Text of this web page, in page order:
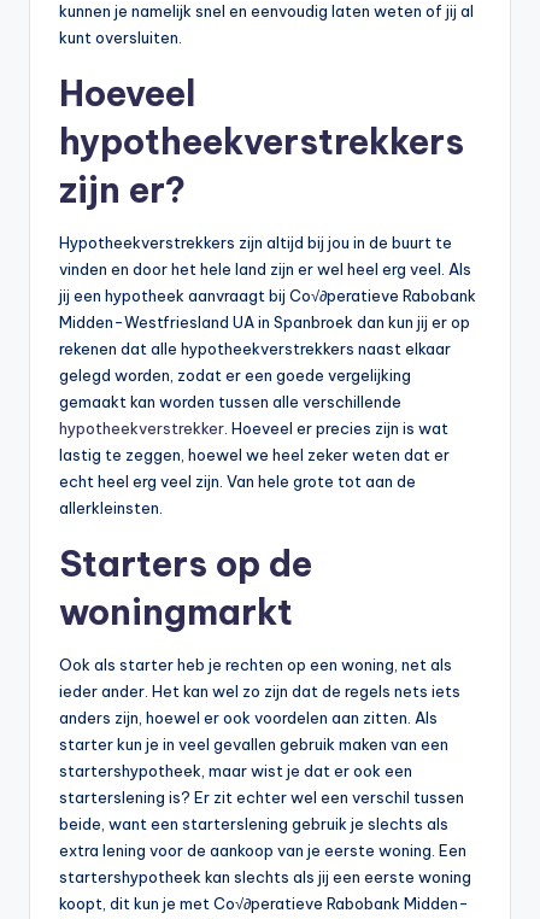
kunnen je namelijk snel en eenvoudig laten weten of jij al
kunt oversluiten.
Hoeveel
hypotheekverstrekkers
zijn er?
Hypotheekverstrekkers zijn altijd bij jou in de buurt te
vinden en door het hele land zijn er wel heel erg veel. Als
jij een hypotheek aanvraagt bij Co√∂peratieve Rabobank
Midden-Westfriesland UA in Spanbroek dan kun jij er op
rekenen dat alle hypotheekverstrekkers naast elkaar
gelegd worden, zodat er een goede vergelijking
gemaakt kan worden tussen alle verschillende
hypotheekverstrekker . Hoeveel er precies zijn is wat
lastig te zeggen, hoewel we heel zeker weten dat er
echt heel erg veel zijn. Van hele grote tot aan de
allerkleinsten.
Starters op de
woningmarkt
Ook als starter heb je rechten op een woning, net als
ieder ander. Het kan wel zo zijn dat de regels nets iets
anders zijn, hoewel er ook voordelen aan zitten. Als
starter kun je in veel gevallen gebruik maken van een
startershypotheek, maar wist je dat er ook een
starterslening is? Er zit echter wel een verschil tussen
beide, want een starterslening gebruik je slechts als
extra lening voor de aankoop van je eerste woning. Een
startershypotheek kan slechts als jij een eerste woning
koopt, dit kun je met Co√∂peratieve Rabobank Midden-